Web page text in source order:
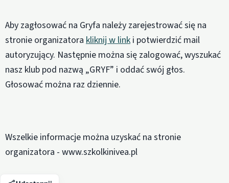
Aby zagłosować na Gryfa należy zarejestrować się na
stronie organizatora kliknij w link i potwierdzić mail
autoryzujący. Następnie można się zalogować, wyszukać
nasz klub pod nazwą „GRYF” i oddać swój głos.
Głosować można raz dziennie.
Wszelkie informacje można uzyskać na stronie
organizatora - www.szkolkinivea.pl